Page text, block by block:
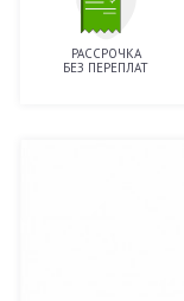
РАССРОЧКА
БЕЗ ПЕРЕПЛАТ